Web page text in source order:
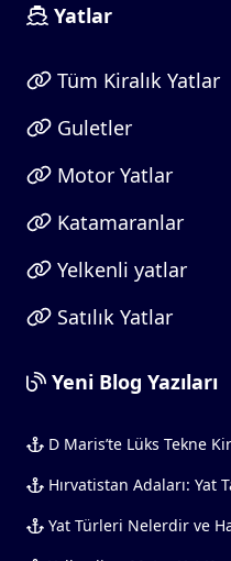
Yatlar
Tüm Kiralık Yatlar
Guletler
Motor Yatlar
Katamaranlar
Yelkenli yatlar
Satılık Yatlar
Yeni Blog Yazıları
D Maris’te Lüks Tekne
Hırvatistan Adaları: Yat
Yat Türleri Nelerdir ve